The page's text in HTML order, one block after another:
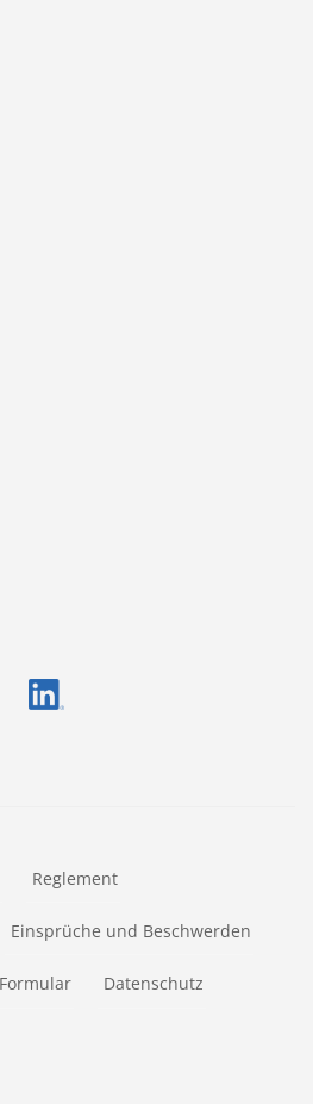
Reglement
Einsprüche und Beschwerden
Datenschutz